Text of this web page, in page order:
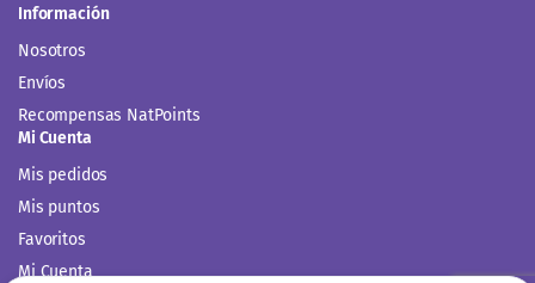
Información
Nosotros
Envíos
Recompensas NatPoints
Mi Cuenta
Mis pedidos
Mis puntos
Favoritos
Mi Cuenta